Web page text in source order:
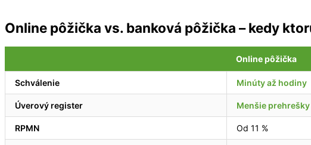
Online pôžička vs. banková pôžička – kedy
Online pôžička
Schválenie Minúty až hodiny
Úverový register Menšie prehrešky
RPMN Od 11 %